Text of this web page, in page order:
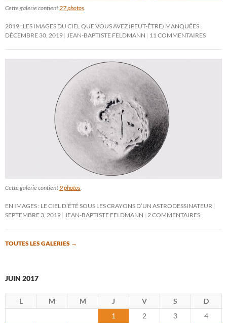
Cette galerie contient 27 photos
2019 : LES IMAGES DU CIEL QUE VOUS AVEZ (PEUT-ÊTRE) MANQUÉES
DÉCEMBRE 30, 2019
JEAN-BAPTISTE FELDMANN 11 COMMENTAIRES
Cette galerie contient 9 photos
EN IMAGES : LE CIEL D’ÉTÉ SOUS LES CRAYONS D’UN ASTRODESSINATEUR
SEPTEMBRE 3, 2019
JEAN-BAPTISTE FELDMANN 2 COMMENTAIRES
TOUTES LES GALERIES →
JUIN 2017
L M M J V S
D
1
2 3
4